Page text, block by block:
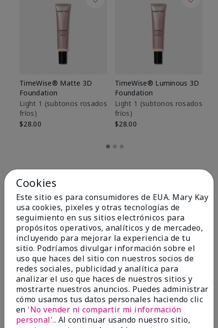
TimeWise® Matte 3D
Foundation
Light 1​ (subtonos rosados
fríos)
$28.00
TimeWise® Luminous 3D
Foundation
Light 1​ (subtonos rosados
fríos)
$28.00
OPINIONES
4.8
Cookies
Este sitio es para consumidores de EUA. Mary Kay
usa cookies, pixeles y otras tecnologías de
seguimiento en sus sitios electrónicos para
propósitos operativos, analíticos y de mercadeo,
incluyendo para mejorar la experiencia de tu
sitio. Podríamos divulgar información sobre el
uso que haces del sitio con nuestros socios de
redes sociales, publicidad y analítica para
analizar el uso que haces de nuestros sitios y
mostrarte nuestros anuncios. Puedes administrar
cómo usamos tus datos personales haciendo clic
en 'No vender ni compartir mi información
personal'.. Al continuar usando nuestro sitio,